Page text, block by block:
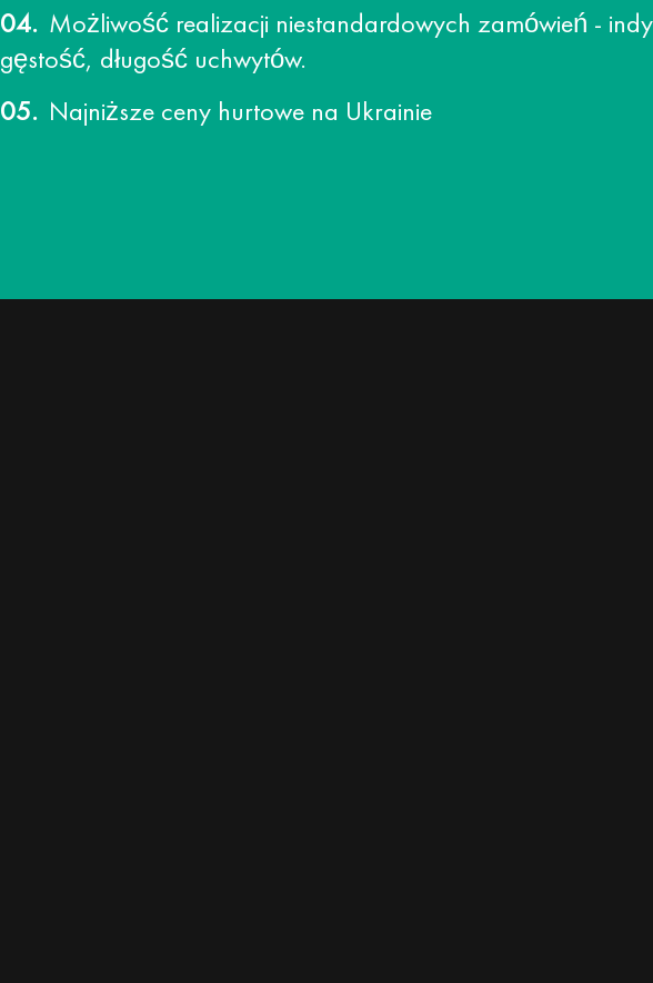
Możliwość realizacji niestandardowych zamówień -
gęstość, długość uchwytów.
Najniższe ceny hurtowe na Ukrainie